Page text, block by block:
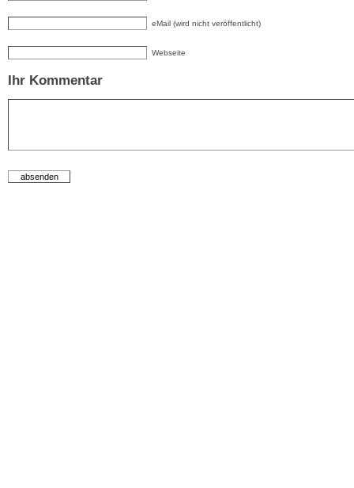
eMail (wird nicht veröffentlicht)
Webseite
Ihr Kommentar